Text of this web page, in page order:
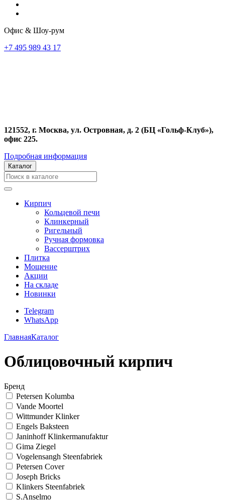
Офис & Шоу-рум
+7 495 989 43 17
121552, г. Москва, ул. Островная, д. 2 (БЦ «Гольф-Клуб»),
офис 225.
Подробная информация
Каталог
Кирпич
Кольцевой печи
Клинкерный
Ригельный
Ручная формовка
Вассерштрих
Плитка
Мощение
Акции
На складе
Новинки
Telegram
WhatsApp
ГлавнаяКаталог
Облицовочный кирпич
Бренд
Petersen Kolumba
Vande Moortel
Wittmunder Klinker
Engels Baksteen
Janinhoff Klinkermanufaktur
Gima Ziegel
Vogelensangh Steenfabriek
Petersen Cover
Joseph Bricks
Klinkers Steenfabriek
S.Anselmo